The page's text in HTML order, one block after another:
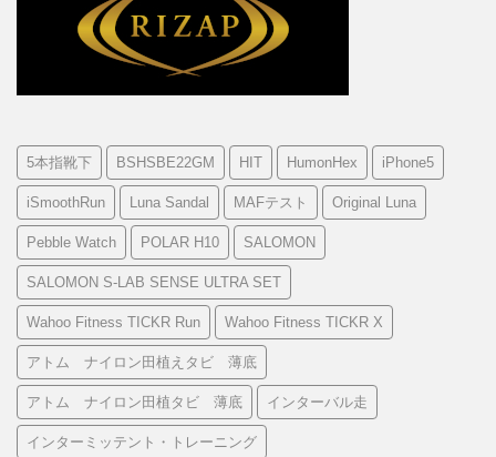
5本指靴下 BSHSBE22GM HIT HumonHex iPhone5
iSmoothRun Luna Sandal MAFテスト Original Luna
Pebble Watch POLAR H10 SALOMON
SALOMON S-LAB SENSE ULTRA SET
Wahoo Fitness TICKR Run Wahoo Fitness TICKR X
アトム ナイロン田植えタビ 薄底
アトム ナイロン田植タビ 薄底 インターバル走
インターミッテント・トレーニング